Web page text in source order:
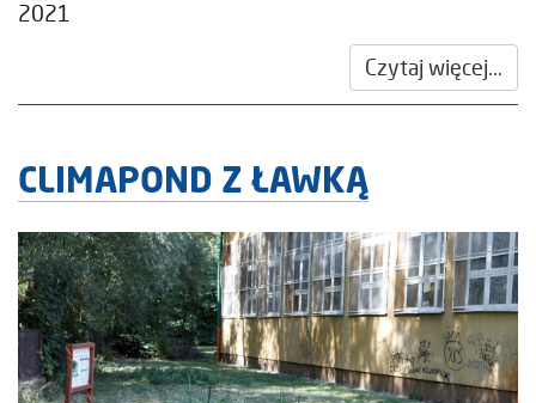
2021
Czytaj więcej...
CLIMAPOND Z ŁAWKĄ